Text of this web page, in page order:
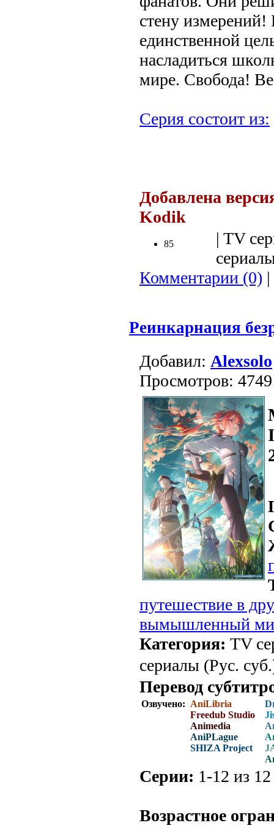
стену измерений!
единственной
насладиться
мире. Свобода!
Серия состоит из:
Добавлена
Kodik
85
| TV
Комментарии (0) |
Реинкарнация
Добавил: Alexsolo
Просмотров: 4749
путешествие в
вымышленный
Категория: TV
сериалы (Рус.
Перевод
Озвучено: AniLibria
Freedub Studio
Animedia
AniPLague
SHIZA Project
Серии: 1-12 из
Возрастное